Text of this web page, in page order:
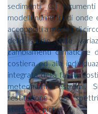
sedimenti. Gli
modelli numerici di
accoppiati a modelli di
dello studio delle
cambiamenti climatici e
costiera ed alla
integrata della fascia
meteomarini
restituzione di
stereoscopiche.